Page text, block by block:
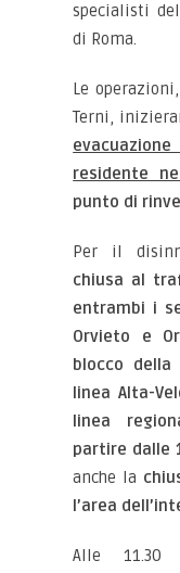
specialisti
di Roma.
Le
Terni,
residente
punto di
Per il
chiusa al
entrambi i
Orvieto e
blocco della
linea Alta-
linea
partire dalle
anche la
l’area
Alle 11.30